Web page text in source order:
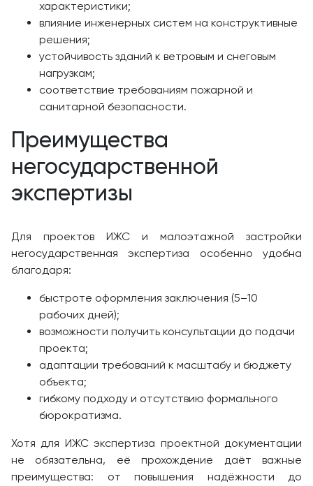
характеристики;
влияние инженерных систем на конструктивные
решения;
устойчивость зданий к ветровым и снеговым
нагрузкам;
соответствие требованиям пожарной и
санитарной безопасности.
Преимущества
негосударственной
экспертизы
Для проектов ИЖС и малоэтажной застройки
негосударственная экспертиза особенно удобна
благодаря:
быстроте оформления заключения (5–10
рабочих дней);
возможности получить консультации до подачи
проекта;
адаптации требований к масштабу и бюджету
объекта;
гибкому подходу и отсутствию формального
бюрократизма.
Хотя для ИЖС экспертиза проектной документации
не обязательна, её прохождение даёт важные
преимущества: от повышения надёжности до